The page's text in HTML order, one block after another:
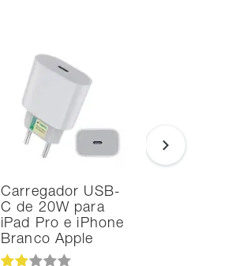
Carregador USB-
C de 20W para
iPad Pro e iPhone
Branco Apple